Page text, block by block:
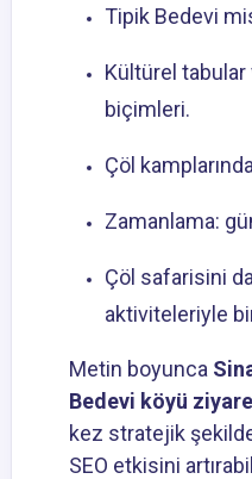
Tipik Bedevi
Kültürel tabular
biçimleri.
Çöl
Zamanlama:
Çöl safarisini
aktiviteleriyle
Metin boyunca
Bedevi köyü
kez stratejik
SEO etkisini